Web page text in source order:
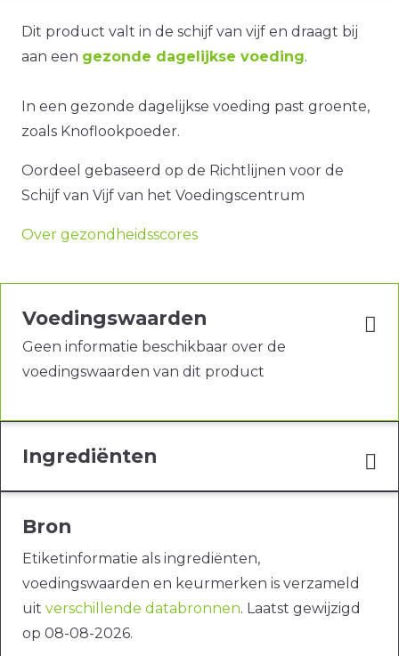
Dit product valt in de schijf van vijf en draagt bij
aan een gezonde dagelijkse voeding.
In een gezonde dagelijkse voeding past groente,
zoals Knoflookpoeder.
Oordeel gebaseerd op de Richtlijnen voor de
Schijf van Vijf van het Voedingscentrum
Over gezondheidsscores
Voedingswaarden
Geen informatie beschikbaar over de
voedingswaarden van dit product
Ingrediënten
Bron
Etiketinformatie als ingrediënten,
voedingswaarden en keurmerken is verzameld
uit verschillende databronnen. Laatst gewijzigd
op 08-08-2026.